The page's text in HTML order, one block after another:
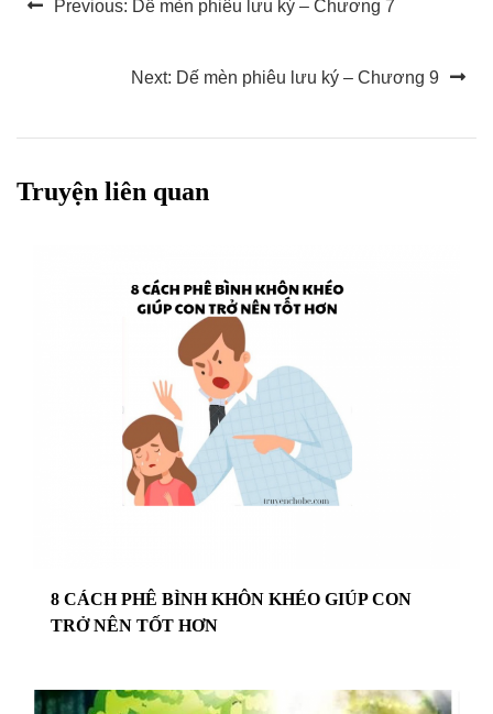
Previous: Dế mèn phiêu lưu ký – Chương 7
Next: Dế mèn phiêu lưu ký – Chương 9
Truyện liên quan
8 CÁCH PHÊ BÌNH KHÔN KHÉO GIÚP CON
TRỞ NÊN TỐT HƠN